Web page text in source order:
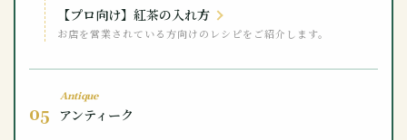
【プロ向け】紅茶の入れ方
お店を営業されている方向けのレシピをご紹介します。
Antique
05 アンティーク